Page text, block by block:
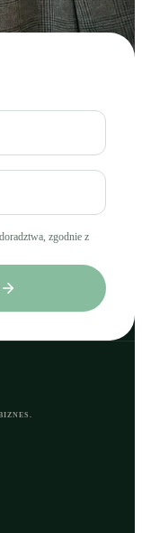
zgodnie z
.